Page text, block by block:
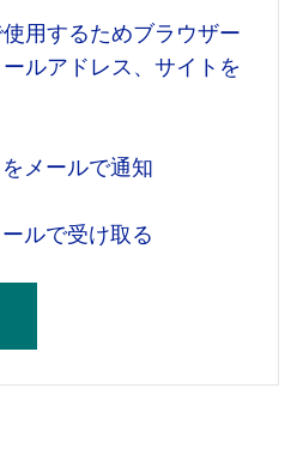
用するためブラウザー
ルアドレス、サイトを
メールで通知
ルで受け取る